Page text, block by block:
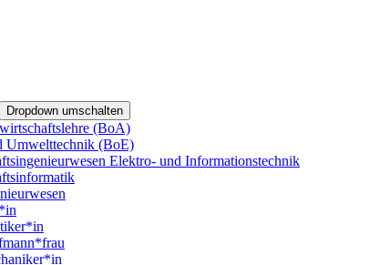
Dropdown umschalten
(BoA)
Umwelttechnik (BoE)
Elektro- und Informationstechnik